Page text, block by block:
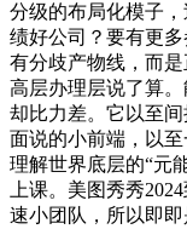
分级的布局化模子
绩好公司？要有更
有分歧产物线，而
高层办理层说了算
却比力差。它以至
面说的小前端，以
理解世界底层的“元
上课。美图秀秀
速小团队，所以即